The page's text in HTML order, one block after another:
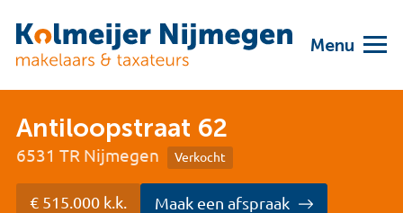
Menu
Antiloopstraat 62
6531 TR Nijmegen Verkocht
€ 515.000 k.k. Maak een afspraak